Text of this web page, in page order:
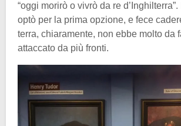
“oggi morirò o vivrò da re
optò per la prima opzione, e fece
terra, chiaramente, non ebbe molto da
attaccato da più fronti.